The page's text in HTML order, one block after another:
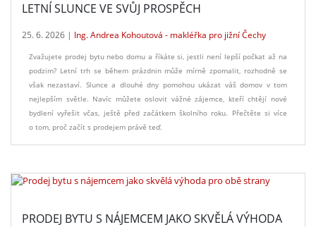
LETNÍ SLUNCE VE SVŮJ PROSPĚCH
25. 6. 2026 | Ing. Andrea Kohoutová - makléřka pro jižní Čechy
Zvažujete prodej bytu nebo domu a říkáte si, jestli není lepší počkat až na
podzim? Letní trh se během prázdnin může mírně zpomalit, rozhodně se
však nezastaví. Slunce a dlouhé dny pomohou ukázat váš domov v tom
nejlepším světle. Navíc můžete oslovit vážné zájemce, kteří chtějí nové
bydlení vyřešit včas, ještě před začátkem školního roku. Přečtěte si více
o tom, proč začít s prodejem právě teď.
PRODEJ BYTU S NÁJEMCEM JAKO SKVĚLÁ VÝHODA